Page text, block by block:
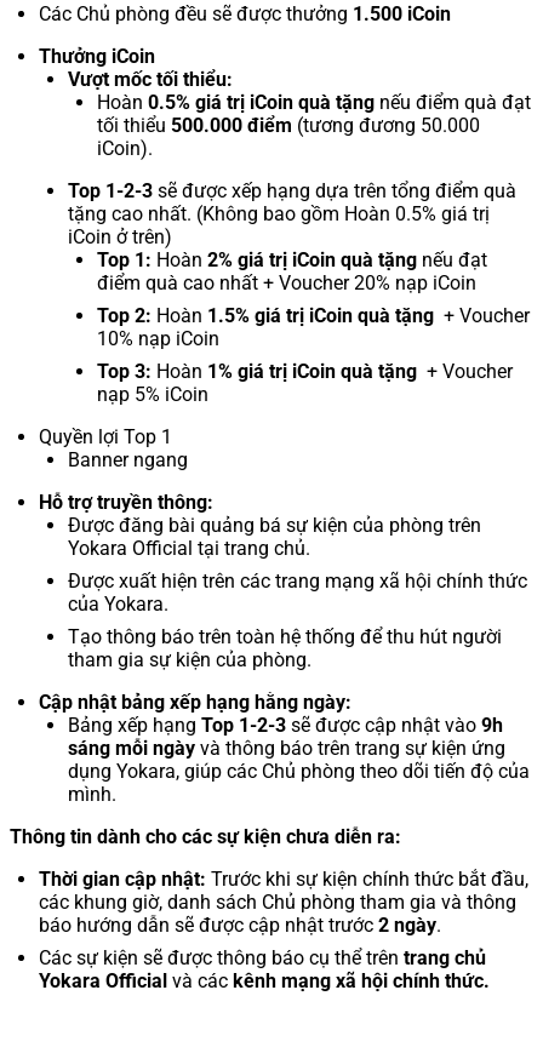
Các Chủ phòng đều sẽ được thưởng 1.500 iCoin
Thưởng iCoin
Vượt mốc tối thiểu:
Hoàn 0.5% giá trị iCoin quà tặng nếu điểm quà đạt
tối thiểu 500.000 điểm (tương đương 50.000
iCoin).
Top 1-2-3 sẽ được xếp hạng dựa trên tổng điểm quà
tặng cao nhất. (Không bao gồm Hoàn 0.5% giá trị
iCoin ở trên)
Top 1: Hoàn 2% giá trị iCoin quà tặng nếu đạt
điểm quà cao nhất + Voucher 20% nạp iCoin
Top 2: Hoàn 1.5% giá trị iCoin quà tặng + Voucher
10% nạp iCoin
Top 3: Hoàn 1% giá trị iCoin quà tặng + Voucher
nạp 5% iCoin
Quyền lợi Top 1
Banner ngang
Hỗ trợ truyền thông:
Được đăng bài quảng bá sự kiện của phòng trên
Yokara Official tại trang chủ.
Được xuất hiện trên các trang mạng xã hội chính thức
của Yokara.
Tạo thông báo trên toàn hệ thống để thu hút người
tham gia sự kiện của phòng.
Cập nhật bảng xếp hạng hằng ngày:
Bảng xếp hạng Top 1-2-3 sẽ được cập nhật vào 9h
sáng mỗi ngày và thông báo trên trang sự kiện ứng
dụng Yokara, giúp các Chủ phòng theo dõi tiến độ của
mình.
Thông tin dành cho các sự kiện chưa diễn ra:
Thời gian cập nhật: Trước khi sự kiện chính thức bắt đầu,
các khung giờ, danh sách Chủ phòng tham gia và thông
báo hướng dẫn sẽ được cập nhật trước 2 ngày.
Các sự kiện sẽ được thông báo cụ thể trên trang chủ
Yokara Official và các kênh mạng xã hội chính thức.